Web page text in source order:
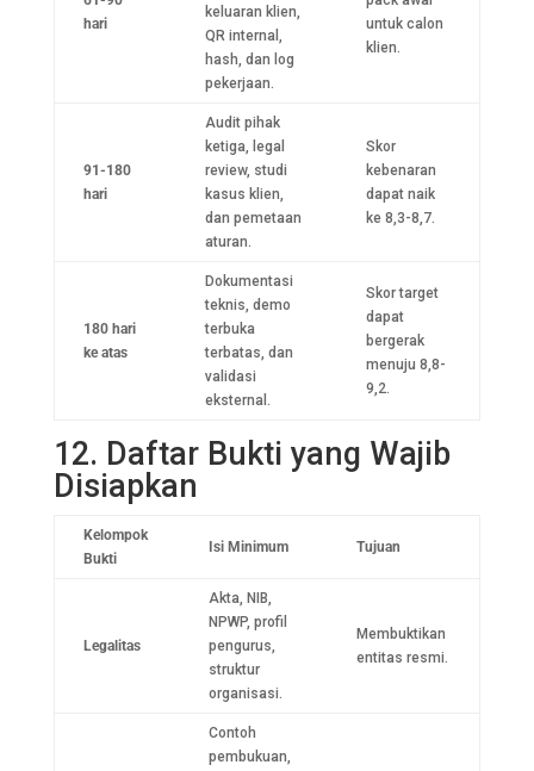
hari
keluaran klien,
QR internal,
hash, dan log
pekerjaan.
untuk calon
klien.
91-180
hari
Audit pihak
ketiga, legal
review, studi
kasus klien,
dan pemetaan
aturan.
Skor
kebenaran
dapat naik
ke 8,3-8,7.
180 hari
ke atas
Dokumentasi
teknis, demo
terbuka
terbatas, dan
validasi
eksternal.
Skor target
dapat
bergerak
menuju 8,8-
9,2.
12. Daftar Bukti yang Wajib
Disiapkan
Kelompok
Bukti
Isi Minimum Tujuan
Legalitas
Akta, NIB,
NPWP, profil
pengurus,
struktur
organisasi.
Membuktikan
entitas resmi.
Contoh
pembukuan,